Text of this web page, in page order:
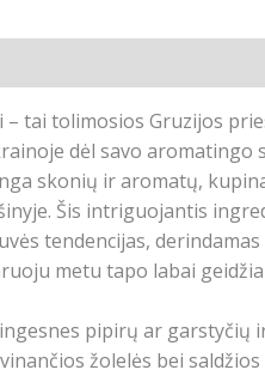
– tai tolimosios Gruzijos
dėl savo
skonių ir aromatų,
Šis intriguojantis
tendencijas,
metu tapo labai
pipirų ar garstyčių
žolelės bei